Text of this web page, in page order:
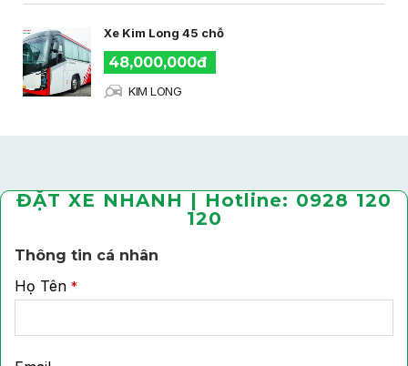
Xe Kim Long 45 chỗ
48,000,000đ
KIM LONG
ĐẶT XE NHANH | Hotline: 0928 120
120
Thông tin cá nhân
Họ Tên *